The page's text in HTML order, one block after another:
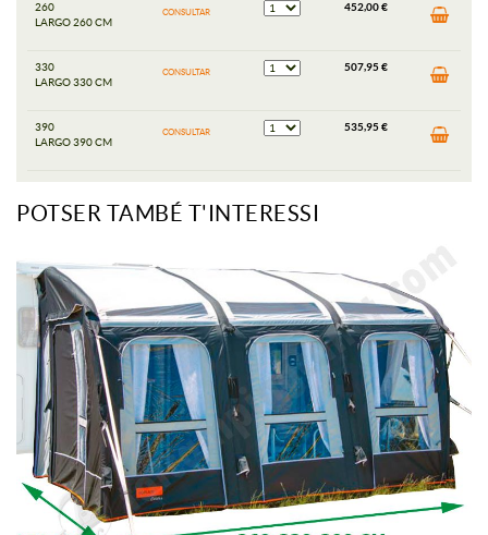
260
LARGO 260 CM
CONSULTAR 452,00 €
330
LARGO 330 CM
CONSULTAR 507,95 €
390
LARGO 390 CM
CONSULTAR 535,95 €
POTSER TAMBÉ T'INTERESSI